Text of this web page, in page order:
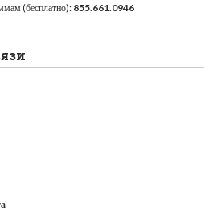
(бесплатно):855.661.0946